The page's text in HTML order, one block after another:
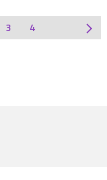
3 4 arrow_forward_ios